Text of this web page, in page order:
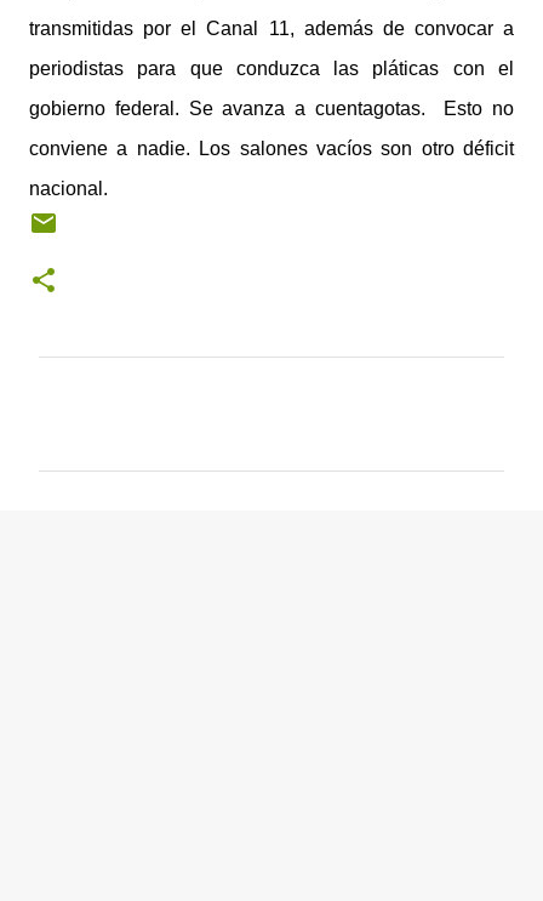
transmitidas por el Canal 11, además de convocar a
periodistas para que conduzca las pláticas con el
gobierno federal. Se avanza a cuentagotas. Esto no
conviene a nadie. Los salones vacíos son otro déficit
nacional.